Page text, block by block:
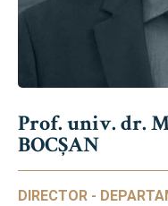
Prof. univ. dr.
BOCȘAN
DIRECTOR -